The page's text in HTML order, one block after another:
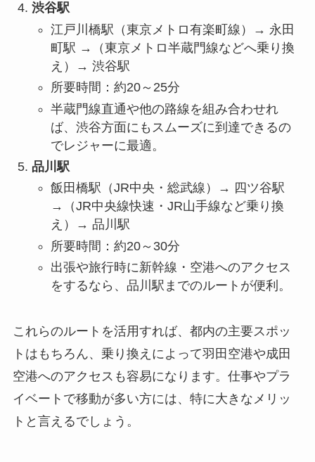
渋谷駅
江戸川橋駅（東京メトロ有楽町線）→ 永田
町駅 →（東京メトロ半蔵門線などへ乗り換
え）→ 渋谷駅
所要時間：約20～25分
半蔵門線直通や他の路線を組み合わせれ
ば、渋谷方面にもスムーズに到達できるの
でレジャーに最適。
品川駅
飯田橋駅（JR中央・総武線）→ 四ツ谷駅
→（JR中央線快速・JR山手線など乗り換
え）→ 品川駅
所要時間：約20～30分
出張や旅行時に新幹線・空港へのアクセス
をするなら、品川駅までのルートが便利。
これらのルートを活用すれば、都内の主要スポッ
トはもちろん、乗り換えによって羽田空港や成田
空港へのアクセスも容易になります。仕事やプラ
イベートで移動が多い方には、特に大きなメリッ
トと言えるでしょう。